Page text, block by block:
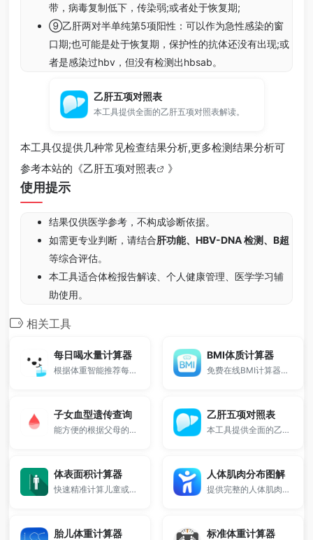
带，病毒复制低下，传染弱;或者处于恢复期;
⑨乙肝两对半单纯第5项阳性：可以作为急性感染的窗
口期;也可能是处于恢复期，保护性的抗体还没有出现;或
者是感染过hbv，但没有检测出hbsab。
乙肝五项对照表
本工具提供全面的乙肝五项对照表解读。
本工具仅提供几种常见检查结果分析,更多检测结果分析可
参考本站的《乙肝五项对照表 》
使用提示
结果仅供医学参考，不构成诊断依据。
如需更专业判断，请结合肝功能、HBV-DNA 检测、B超
等综合评估。
本工具适合体检报告解读、个人健康管理、医学学习辅
助使用。
相关工具
每日喝水量计算器
根据体重智能推荐每日合理饮水量。
BMI体质计算器
免费在线BMI计算器，支持根据身高和体重快速计算BMI指数。
子女血型遗传查询
能方便的根据父母的血型推测孩子的血型。
乙肝五项对照表
本工具提供全面的乙肝五项对照表解读。
体表面积计算器
快速精准计算儿童或成人的身体表面积。
人体肌肉分布图解
提供完整的人体肌肉结构示意图，涵盖全身主要肌肉名称、位置及训练部位说明，适用于健身入门、力量训练及人体解剖学习，帮助快速了解各肌群功能与锻炼方法。
胎儿体重计算器 标准体重计算器